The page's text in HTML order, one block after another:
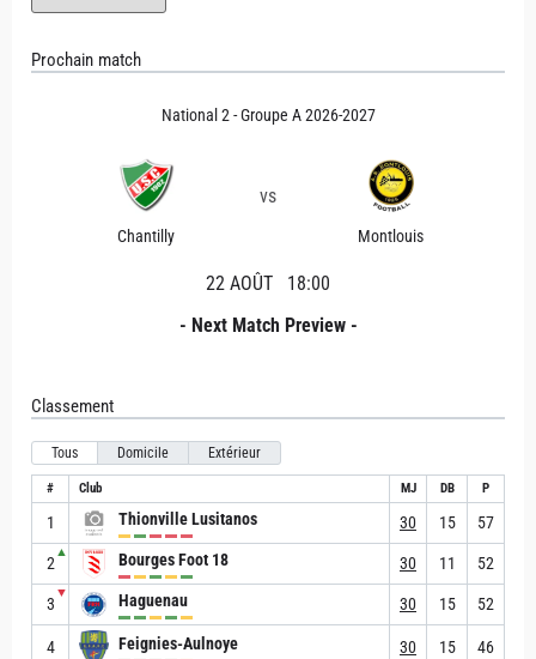
Prochain match
National 2 - Groupe A 2026-2027
Chantilly
vs
Montlouis
22 AOÛT
18:00
- Next Match Preview -
Classement
Tous Domicile Extérieur
# Club MJ DB P
1 Thionville Lusitanos 30 15 57
2
▲ Bourges Foot 18 30 11 52
3
▼ Haguenau 30 15 52
4 Feignies-Aulnoye 30 15 46